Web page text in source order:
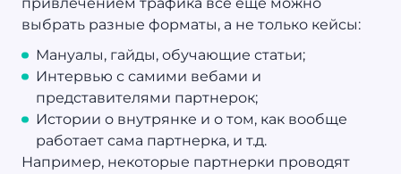
привлечением трафика все еще можно
выбрать разные форматы, а не только кейсы:
Мануалы, гайды, обучающие статьи;
Интервью с самими вебами и
представителями партнерок;
Истории о внутрянке и о том, как вообще
работает сама партнерка, и т.д.
Например, некоторые партнерки проводят